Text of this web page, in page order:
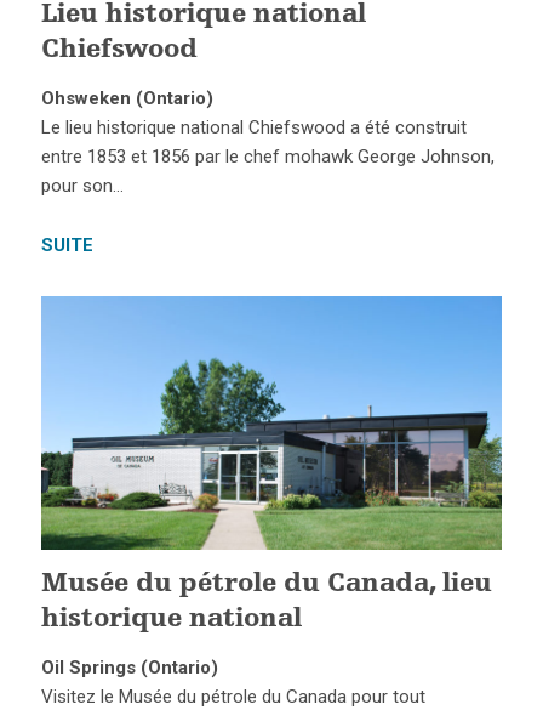
Lieu historique national
Chiefswood
Ohsweken (Ontario)
Le lieu historique national Chiefswood a été construit
entre 1853 et 1856 par le chef mohawk George Johnson,
pour son…
SUITE
Musée du pétrole du Canada, lieu
historique national
Oil Springs (Ontario)
Visitez le Musée du pétrole du Canada pour tout